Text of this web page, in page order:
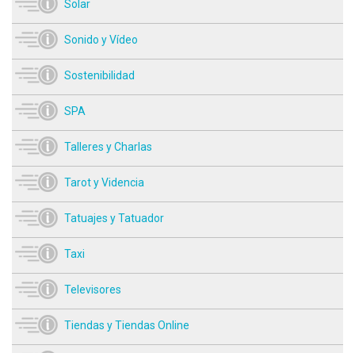
Solar
Sonido y Vídeo
Sostenibilidad
SPA
Talleres y Charlas
Tarot y Videncia
Tatuajes y Tatuador
Taxi
Televisores
Tiendas y Tiendas Online